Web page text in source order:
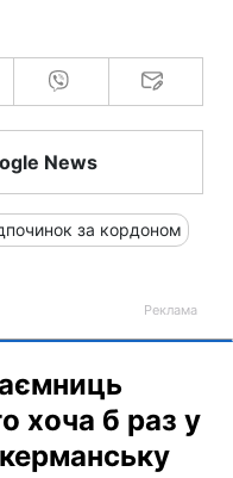
News
за кордоном
хоча б раз у